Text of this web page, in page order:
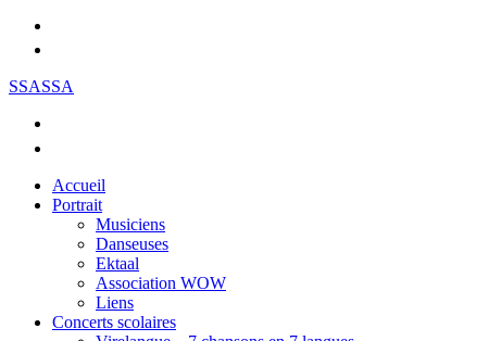
SSASSA
Accueil
Portrait
Musiciens
Danseuses
Ektaal
Association WOW
Liens
Concerts scolaires